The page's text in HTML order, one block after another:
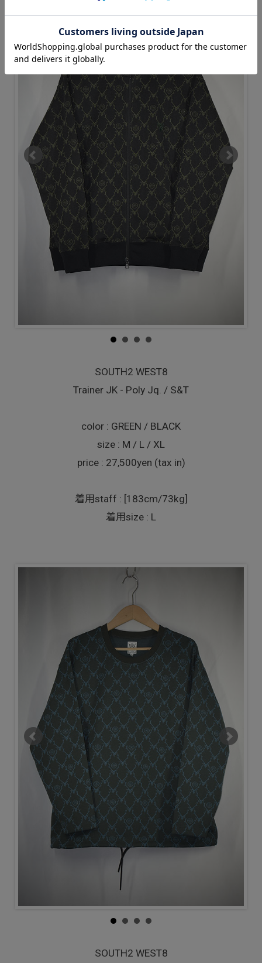
SOUTH2 WEST8
Trainer JK - Poly Jq. / S&T
color : GREEN / BLACK
size : M / L / XL
price : 27,500yen (tax in)
着用staff : [183cm/73kg]
着用size : L
SOUTH2 WEST8